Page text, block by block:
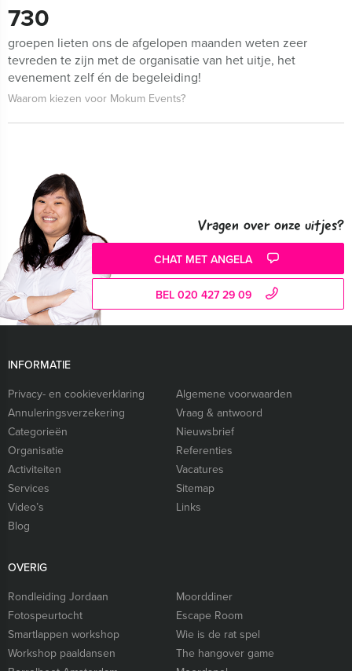
730
groepen lieten ons de afgelopen maanden weten zeer
tevreden te zijn met de organisatie van het uitje, het
evenement zelf én de begeleiding!
Waarom kiezen voor Mokum Events?
Vragen over onze uitjes?
CHAT MET ANGELA
BEL 020 427 29 09
INFORMATIE
Privacy- en cookieverklaring
Algemene voorwaarden
Annuleringsverzekering
Vraag & antwoord
Categorieën
Nieuwsbrief
Organisatie
Referenties
Activiteiten
Vacatures
Services
Sitemap
Video’s
Links
Blog
OVERIG
Rondleiding Jordaan
Moorddiner
Fotospeurtocht
Escape Room
Smartlappen workshop
Wie is de rat spel
Workshop paaldansen
The hangover game